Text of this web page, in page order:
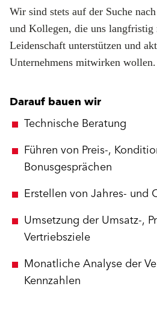
Wir sind stets auf der Suche
und Kollegen, die uns langfristig
Leidenschaft unterstützen und
Unternehmens mitwirken wollen.
Darauf bauen wir
Technische Beratung
Führen von Preis-,
Bonusgesprächen
Erstellen von Jahres- und
Umsetzung der Umsatz-,
Vertriebsziele
Monatliche Analyse der
Kennzahlen